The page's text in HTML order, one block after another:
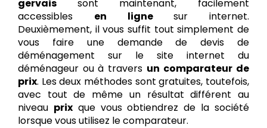
gervais sont maintenant, facilement
accessibles en lignesur internet.
Deuxièmement, il vous suffit tout simplement de
vous faire une demande de devis de
déménagement sur le site internet du
déménageur ou à travers un comparateur de
prix. Les deux méthodes sont gratuites, toutefois,
avec tout de même un résultat différent au
niveau prixque vous obtiendrez de la société
lorsque vous utilisez le comparateur.